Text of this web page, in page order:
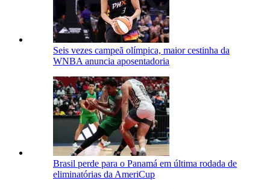
Seis vezes campeã olímpica, maior cestinha da
WNBA anuncia aposentadoria
Brasil perde para o Panamá em última rodada de
eliminatórias da AmeriCup